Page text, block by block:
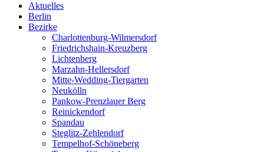
Aktuelles
Berlin
Bezirke
Charlottenburg-Wilmersdorf
Friedrichshain-Kreuzberg
Lichtenberg
Marzahn-Hellersdorf
Mitte-Wedding-Tiergarten
Neukölln
Pankow-Prenzlauer Berg
Reinickendorf
Spandau
Steglitz-Zehlendorf
Tempelhof-Schöneberg